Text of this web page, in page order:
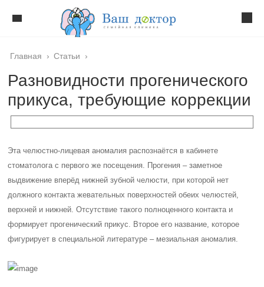
Главная › Статьи ›
Разновидности прогенического
прикуса, требующие коррекции
Эта челюстно-лицевая аномалия распознаётся в кабинете
стоматолога с первого же посещения. Прогения – заметное
выдвижение вперёд нижней зубной челюсти, при которой нет
должного контакта жевательных поверхностей обеих челюстей,
верхней и нижней. Отсутствие такого полноценного контакта и
формирует прогенический прикус. Второе его название, которое
фигурирует в специальной литературе – мезиальная аномалия.